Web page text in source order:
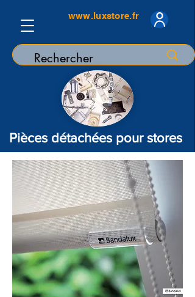
www.luxstore.fr
Pièces détachées pour stores